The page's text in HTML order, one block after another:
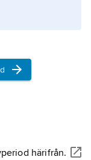
härifrån.